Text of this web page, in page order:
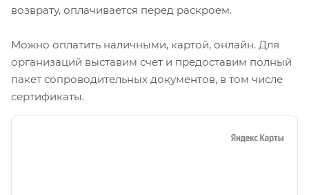
возврату, оплачивается перед раскроем.
Можно оплатить наличными, картой, онлайн. Для
организаций выставим счет и предоставим полный
пакет сопроводительных документов, в том числе
сертификаты.